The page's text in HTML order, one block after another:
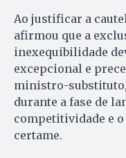
Ao justificar a
afirmou que a
inexequibilidade
excepcional e
ministro-
durante a fase de
competitividade e
certame.